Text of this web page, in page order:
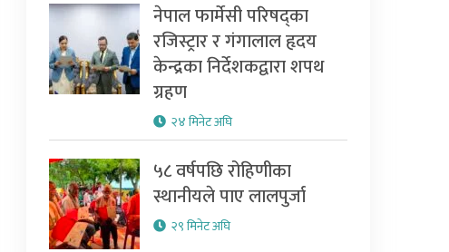
नेपाल फार्मेसी परिषद्का
रजिस्ट्रार र गंगालाल हृदय
केन्द्रका निर्देशकद्वारा शपथ
ग्रहण
२४ मिनेट अघि
५८ वर्षपछि रोहिणीका
स्थानीयले पाए लालपुर्जा
२९ मिनेट अघि